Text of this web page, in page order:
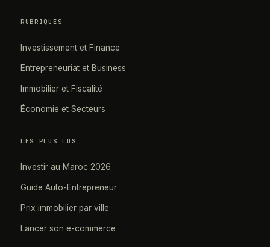
RUBRIQUES
Investissement et Finance
Entrepreneuriat et Business
Immobilier et Fiscalité
Économie et Secteurs
LES PLUS LUS
Investir au Maroc 2026
Guide Auto-Entrepreneur
Prix immobilier par ville
Lancer son e-commerce